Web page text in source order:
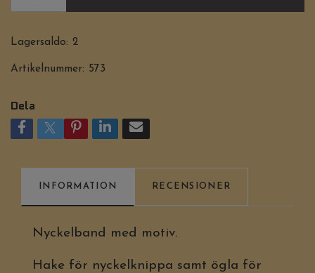
Lagersaldo: 2
Artikelnummer: 573
Dela
INFORMATION RECENSIONER
Nyckelband med motiv.
Hake för nyckelknippa samt ögla för